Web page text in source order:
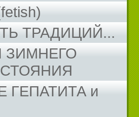
ТРАДИЦИЙ...
ЗИМНЕГО
ГЕПАТИТА и